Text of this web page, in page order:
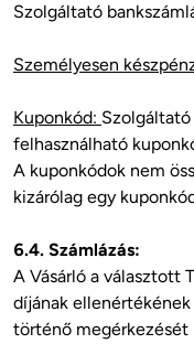
Szolgáltató
Személyesen
Kuponkód:
felhasználható
A kuponkódok nem
kizárólag egy
6.4. Számlázás:
A Vásárló a választott
díjának
történő